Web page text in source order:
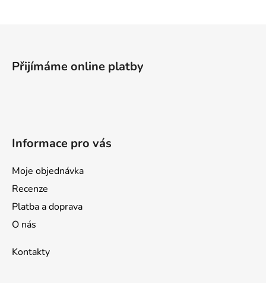
Přijímáme online platby
Informace pro vás
Moje objednávka
Recenze
Platba a doprava
O nás
Kontakty